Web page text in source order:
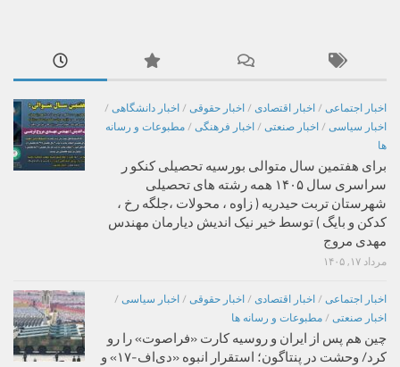
اخبار اجتماعی / اخبار اقتصادی / اخبار حقوقی / اخبار دانشگاهی /
اخبار سیاسی / اخبار صنعتی / اخبار فرهنگی / مطبوعات و رسانه
ها
برای هفتمین سال متوالی بورسیه تحصیلی کنکو ر
سراسری سال ۱۴۰۵ همه رشته های تحصیلی
شهرستان تربت حیدریه ( زاوه ، محولات ،جلگه رخ ،
کدکن و بایگ ) توسط خیر نیک اندیش دیارمان مهندس
مهدی مروج
مرداد ۱۷, ۱۴۰۵
اخبار اجتماعی / اخبار اقتصادی / اخبار حقوقی / اخبار سیاسی /
اخبار صنعتی / مطبوعات و رسانه ها
چین هم پس از ایران و روسیه کارت «فراصوت» را رو
کرد/ وحشت در پنتاگون؛ استقرار انبوه «دی‌اف‑۱۷» و